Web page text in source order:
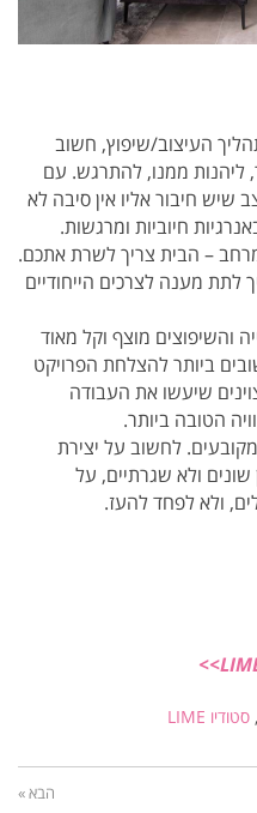
העיצוב/שיפוץ, חשוב
ליהנות ממנו, להתרגש. עם
שיש חיבור אליו אין סיבה לא
חיוביות ומרגשות.
– הבית צריך לשרת אתכם.
לתת מענה לצרכים הייחודיים
והשיפוצים מוצף וקל מאוד
ביותר להצלחת הפרויקט
שיעשו את העבודה
הטובה ביותר.
לחשוב על יצירת
שונים ולא שגרתיים, על
ולא לפחד להעז.
, סטודיו LIME
הבא »